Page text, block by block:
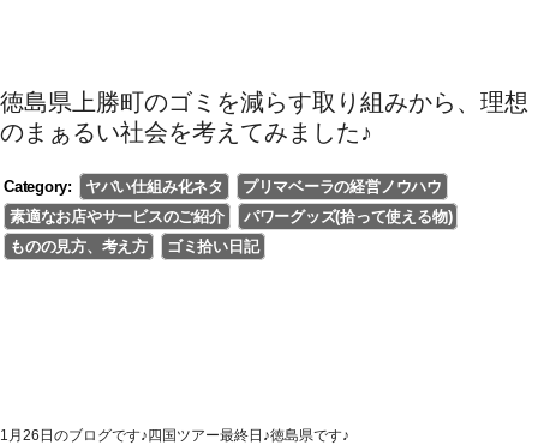
徳島県上勝町のゴミを減らす取り組みから、理想
のまぁるい社会を考えてみました♪
Category: ヤバい仕組み化ネタ
プリマベーラの経営ノウハウ
素適なお店やサービスのご紹介
パワーグッズ(拾って使える物)
ものの見方、考え方
ゴミ拾い日記
1月26日のブログです♪四国ツアー最終日♪徳島県です♪